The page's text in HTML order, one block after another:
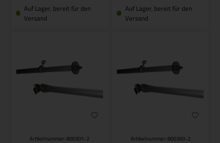
Auf Lager, bereit für den
Versand
Auf Lager, bereit für den
Versand
Artikelnummer: 800301-2 Artikelnummer: 800360-2